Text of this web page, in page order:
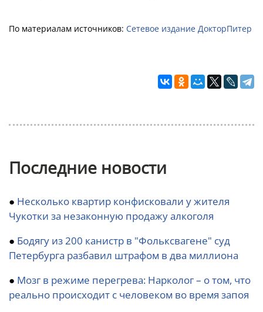
По материалам источников: Сетевое издание ДокторПитер
Последние новости
● Несколько квартир конфисковали у жителя
Чукотки за незаконную продажу алкоголя
● Бодягу из 200 канистр в "Фольксвагене" суд
Петербурга разбавил штрафом в два миллиона
● Мозг в режиме перегрева: Нарколог – о том, что
реально происходит с человеком во время запоя